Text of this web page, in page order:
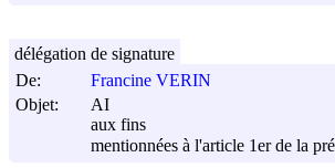
De:
Francine VERIN
Objet:
AI
aux fins
mentionnées à l'article 1er de la
délégation de signature